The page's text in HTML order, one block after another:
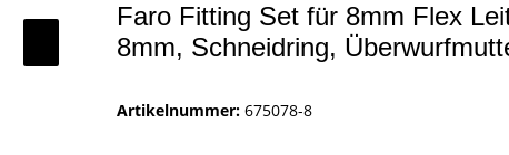
Faro Fitting Set für 8mm Flex
8mm, Schneidring,
Artikelnummer: 675078-8